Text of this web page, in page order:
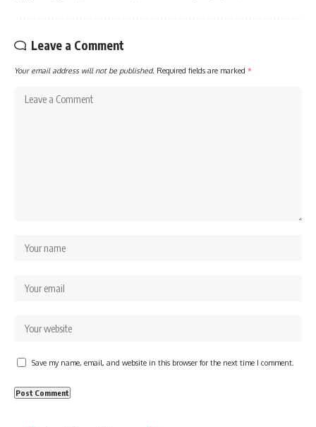
Leave a Comment
Your email address will not be published. Required fields are marked *
Save my name, email, and website in this browser for the next time I comment.